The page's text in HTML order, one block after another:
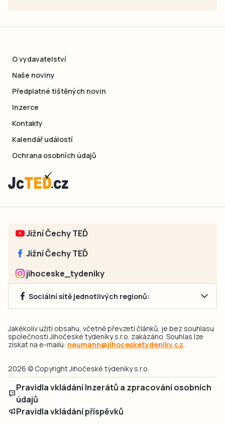
O vydavatelství
Naše noviny
Předplatné tištěných novin
Inzerce
Kontakty
Kalendář událostí
Ochrana osobních údajů
Jižní Čechy TEĎ
Jižní Čechy TEĎ
jihoceske_tydeniky
Sociální sítě jednotlivých regionů:
Jakékoliv užití obsahu, včetně převzetí článků, je bez souhlasu
společnosti Jihočeské týdeníky s.r.o. zakázáno. Souhlas lze
získat na e-mailu: neumann@jihocesketydeniky.cz.
2026 © Copyright Jihočeské týdeníky s.r.o.
Pravidla vkládání Inzerátů a zpracování osobních
údajů
Pravidla vkládání příspěvků